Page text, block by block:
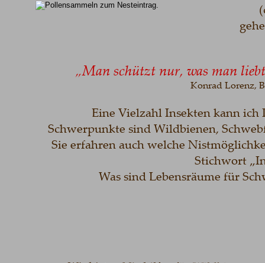
„Man schützt nur, was man
Konrad Lorenz,
Eine Vielzahl Insekten kann
Schwerpunkte sind Wildbienen,
Sie erfahren auch welche
Stichwort
Was sind Lebensräume für